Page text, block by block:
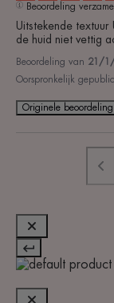
Beoordeling
Uitstekende
de huid niet vettig
Beoordeling van 21/
Oorspronkelijk
Originele